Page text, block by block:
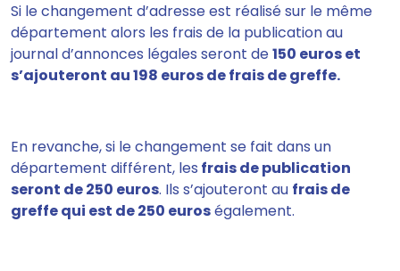
Si le changement d’adresse est réalisé sur le même
département alors les frais de la publication au
journal d’annonces légales seront de150 euros et
s’ajouteront au 198 euros de frais de greffe.
En revanche, si le changement se fait dans un
département différent, les frais de publication
seront de 250 euros. Ils s’ajouteront au frais de
greffequi est de 250 euroségalement.